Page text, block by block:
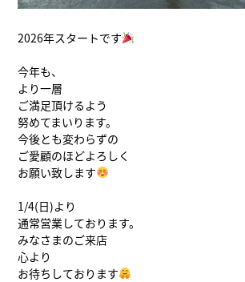
2026年スタートです
今年も、
より一層
ご満足頂けるよう
努めてまいります。
今後とも変わらずの
ご愛顧のほどよろしく
お願い致します
1/4(日)より
通常営業しております。
みなさまのご来店
心より
お待ちしております